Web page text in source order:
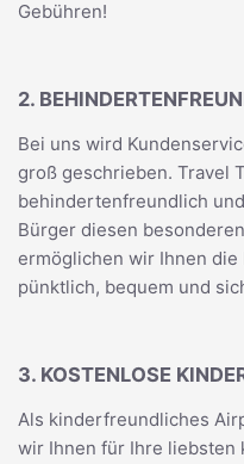
Gebühren!
2.
Bei uns wird
groß geschrieben. Travel
behindertenfreundlich
Bürger diesen
ermöglichen wir Ihnen
pünktlich, bequem und
3. KOSTENLOSE
Als kinderfreundliches
wir Ihnen für Ihre liebsten